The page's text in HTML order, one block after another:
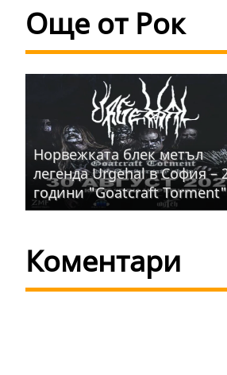
Още от Рок
Норвежката блек метъл
легенда Urgehal в София –
години "Goatcraft Torment"
Коментари